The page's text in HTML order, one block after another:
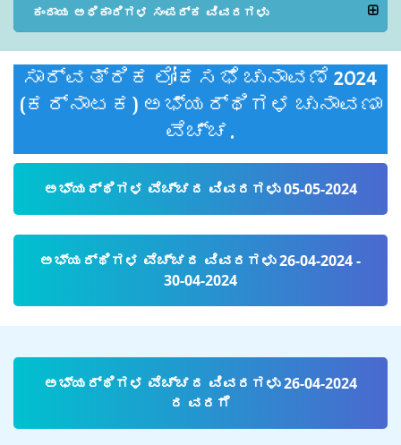
ಕಂದಾಯ ಅಧಿಕಾರಿಗಳ ಸಂಪರ್ಕ ವಿವರಗಳು
ಸಾರ್ವತ್ರಿಕ ಲೋಕಸಭೆ ಚುನಾವಣೆ 2024
(ಕರ್ನಾಟಕ) ಅಭ್ಯರ್ಥಿಗಳ ಚುನಾವಣಾ
ವೆಚ್ಚ.
ಅಭ್ಯರ್ಥಿಗಳ ವೆಚ್ಚದ ವಿವರಗಳು 05-05-2024
ಅಭ್ಯರ್ಥಿಗಳ ವೆಚ್ಚದ ವಿವರಗಳು 26-04-2024 -
30-04-2024
ಅಭ್ಯರ್ಥಿಗಳ ವೆಚ್ಚದ ವಿವರಗಳು 26-04-2024
ರ ವರಗೆ